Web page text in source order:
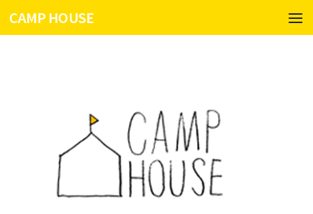
コンテンツへスキップ
CAMP HOUSE